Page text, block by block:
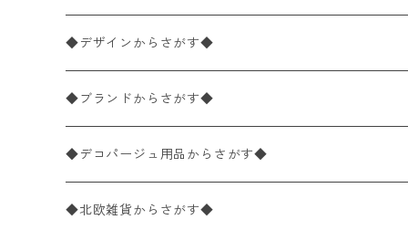
ペーパーナプキン1枚バラ売り
ペーパーナプキン20枚入りパック
ペーパーナプキン10枚入りパック
ライスペーパー
33×33cm（ランチサイズ）
バラ売り
パック売り
25×25cm（カクテルサイズ）
バラ売り
パック売り
40×40cm（ディナーサイズ）
バラ売り
21×21cm（ポケットサイズ）
◆デザインからさがす◆
花柄
植物・グリーン柄
動物・鳥・昆虫・蝶柄
◆ブランドからさがす◆
ドイツ製 IHR/イア
ランチサイズ
ドイツ製 Ambiente/アンビエンテ
◆デコパージュ用品からさがす◆
デコパージュ液
◆北欧雑貨からさがす◆